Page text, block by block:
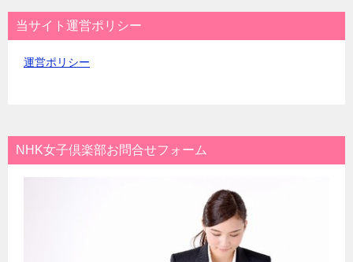
当サイト運営ポリシー
運営ポリシー
NHK女子倶楽部お問合せフォーム